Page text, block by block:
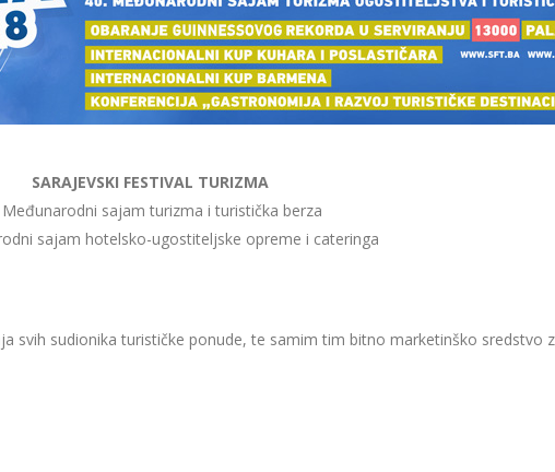
SARAJEVSKI FESTIVAL TURIZMA
Međunarodni sajam turizma i turistička berza
sajam hotelsko-ugostiteljske opreme i cateringa
svih sudionika turističke ponude, te samim tim bitno marketinško sredstvo